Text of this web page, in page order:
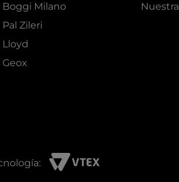
Boggi Milano
Pal Zileri
Lloyd
Geox